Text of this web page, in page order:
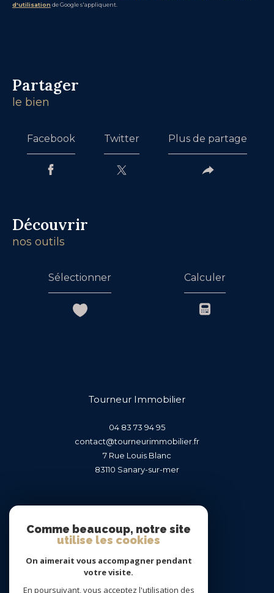
d'utilisation de Google s'appliquent.
partager
le bien
Facebook Twitter Plus de partage
découvrir
nos outils
Sélectionner Calculer
Tourneur Immobilier
04 83 73 94 95
contact@tourneurimmobilier.fr
7 Rue Louis Blanc
83110
sanary-sur-mer
Comme beaucoup, notre site
utilise les cookies
On aimerait vous accompagner pendant
votre visite.
En poursuivant, vous acceptez l'utilisation des